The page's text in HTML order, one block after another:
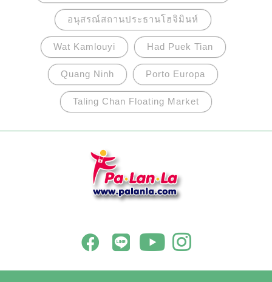
อนุสรณ์สถานประธานโฮจิมินห์
Wat Kamlouyi Had Puek Tian
Quang Ninh Porto Europa
Taling Chan Floating Market